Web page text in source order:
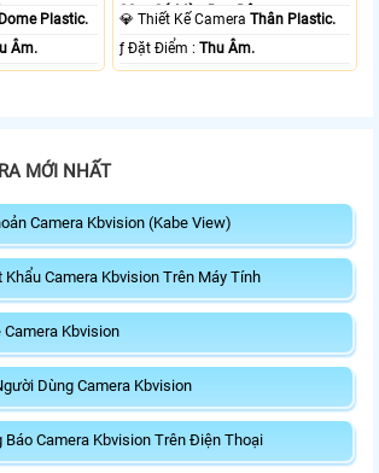
Dome Plastic.
Âm.
30m Có Màu Ban Ðêm.
💎 Thiết Kế CameraThân Plastic.
️ƒ Đặt Điểm :Thu Âm.
MỚI NHẤT
Camera Kbvision (Kabe View)
Camera Kbvision Trên Máy Tính
Camera Kbvision
Dùng Camera Kbvision
Báo Camera Kbvision Trên Điện Thoại